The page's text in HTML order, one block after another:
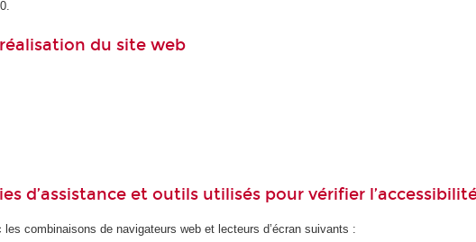
du site web
d’assistance et outils utilisés pour vérifier
combinaisons de navigateurs web et lecteurs d’écran suivants :